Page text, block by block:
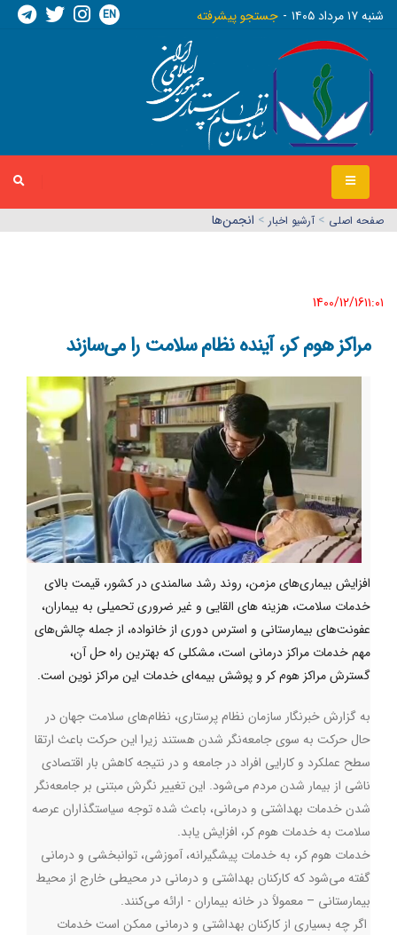
شنبه ١٧ مرداد ١٤٠٥ جستجو پیشرفته EN
صفحه اصلي > آرشیو اخبار > انجمن‌ها
1400/12/16١١:٠١
مراکز هوم کر، آینده نظام سلامت را می‌سازند
افزایش بیماری‌های مزمن، روند رشد سالمندی در کشور، قیمت بالای
خدمات سلامت، هزینه های القایی و غیر ضروری تحمیلی به بیماران،
عفونت‌های بیمارستانی و استرس دوری از خانواده، از جمله چالش‌های
مهم خدمات مراکز درمانی است، مشکلی که بهترین راه حل آن،
گسترش مراکز هوم کر و پوشش بیمه‌ای خدمات این مراکز نوین است.
به گزارش خبرنگار سازمان نظام پرستاری، نظام‌های سلامت جهان در
حال حرکت به سوی جامعه‌نگر شدن هستند زیرا این حرکت باعث ارتقا
سطح عملکرد و کارایی افراد در جامعه و در نتیجه کاهش بار اقتصادی
ناشی از بیمار شدن مردم می‌شود. این تغییر نگرش مبتنی بر جامعه‌نگر
شدن خدمات بهداشتی و درمانی، باعث شده توجه سیاستگذاران عرصه
سلامت به خدمات هوم کر، افزایش یابد.
خدمات هوم کر، به خدمات پیشگیرانه، آموزشی، توانبخشی و درمانی
گفته می‌شود که کارکنان بهداشتی و درمانی در محیطی خارج از محیط
بیمارستانی – معمولاً در خانه بیماران - ارائه می‌کنند.
اگر چه بسیاری از کارکنان بهداشتی و درمانی ممکن است خدمات